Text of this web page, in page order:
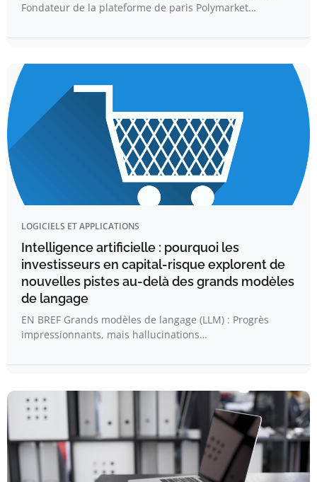
Fondateur de la plateforme de paris Polymarket…
LOGICIELS ET APPLICATIONS
Intelligence artificielle : pourquoi les
investisseurs en capital-risque explorent de
nouvelles pistes au-delà des grands modèles
de langage
EN BREF Grands modèles de langage (LLM) : Progrès
impressionnants, mais hallucinations…